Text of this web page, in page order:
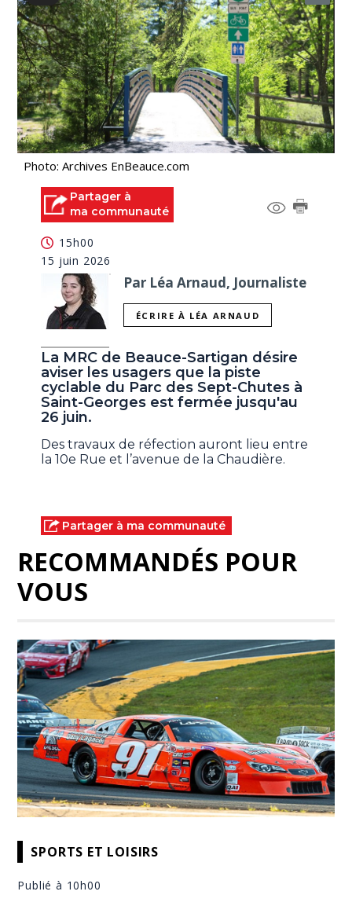
Photo: Archives EnBeauce.com
Partager à
ma communauté
15h00
15 juin 2026
Par Léa Arnaud, Journaliste
ÉCRIRE À LÉA ARNAUD
La MRC de Beauce-Sartigan désire
aviser les usagers que la piste
cyclable du Parc des Sept-Chutes à
Saint-Georges est fermée jusqu'au
26 juin.
Des travaux de réfection auront lieu entre
la 10e Rue et l’avenue de la Chaudière.
Partager à ma communauté
RECOMMANDÉS POUR
VOUS
SPORTS ET LOISIRS
Publié à 10h00